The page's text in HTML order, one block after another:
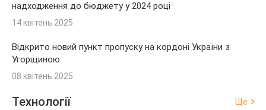
надходження до бюджету у 2024 році
14 квітень 2025
Відкрито новий пункт пропуску на кордоні України з
Угорщиною
08 квітень 2025
Технології Ще